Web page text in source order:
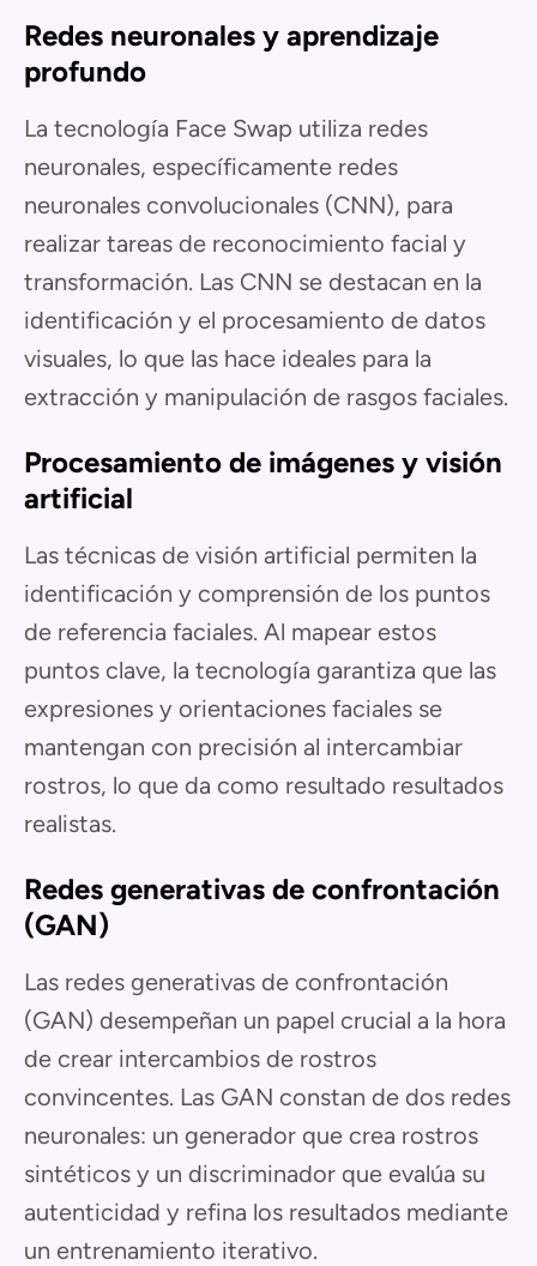
Redes neuronales y aprendizaje
profundo
La tecnología Face Swap utiliza redes
neuronales, específicamente redes
neuronales convolucionales (CNN), para
realizar tareas de reconocimiento facial y
transformación. Las CNN se destacan en la
identificación y el procesamiento de datos
visuales, lo que las hace ideales para la
extracción y manipulación de rasgos faciales.
Procesamiento de imágenes y visión
artificial
Las técnicas de visión artificial permiten la
identificación y comprensión de los puntos
de referencia faciales. Al mapear estos
puntos clave, la tecnología garantiza que las
expresiones y orientaciones faciales se
mantengan con precisión al intercambiar
rostros, lo que da como resultado resultados
realistas.
Redes generativas de confrontación
(GAN)
Las redes generativas de confrontación
(GAN) desempeñan un papel crucial a la hora
de crear intercambios de rostros
convincentes. Las GAN constan de dos redes
neuronales: un generador que crea rostros
sintéticos y un discriminador que evalúa su
autenticidad y refina los resultados mediante
un entrenamiento iterativo.